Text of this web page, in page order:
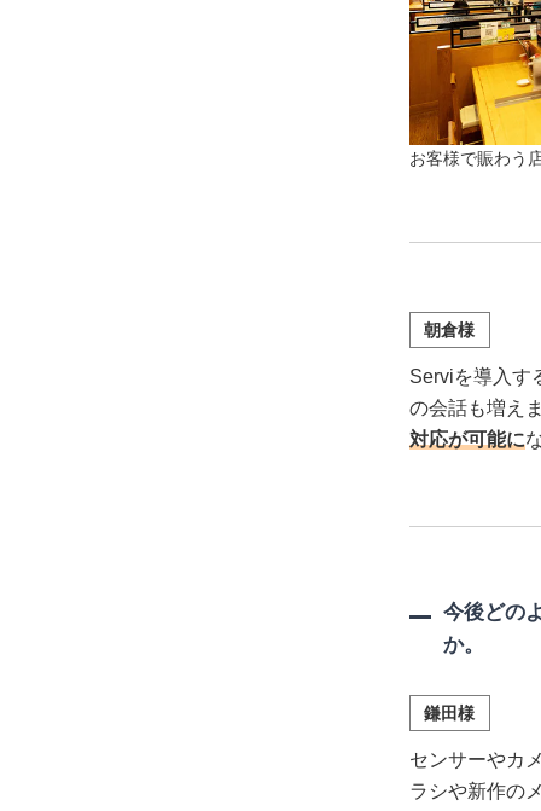
お客様で賑わう
朝倉様
Serviを導入す
の会話も増え
対応が可能に
今後どの
か。
鎌田様
センサーやカ
ラシや新作の